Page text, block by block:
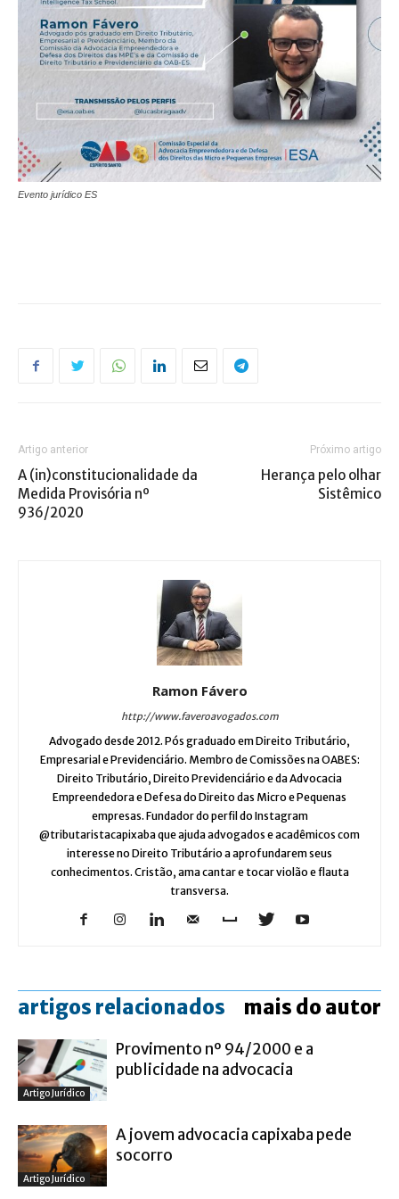
Evento jurídico ES
Artigo anterior
A (in)constitucionalidade da
Medida Provisória nº
936/2020
Próximo artigo
Herança pelo olhar
Sistêmico
Ramon Fávero
http://www.faveroavogados.com
Advogado desde 2012. Pós graduado em Direito Tributário,
Empresarial e Previdenciário. Membro de Comissões na OABES:
Direito Tributário, Direito Previdenciário e da Advocacia
Empreendedora e Defesa do Direito das Micro e Pequenas
empresas. Fundador do perfil do Instagram
@tributaristacapixaba que ajuda advogados e acadêmicos com
interesse no Direito Tributário a aprofundarem seus
conhecimentos. Cristão, ama cantar e tocar violão e flauta
transversa.
artigos relacionados mais do autor
Artigo Jurídico
Provimento nº 94/2000 e a
publicidade na advocacia
Artigo Jurídico
A jovem advocacia capixaba pede
socorro